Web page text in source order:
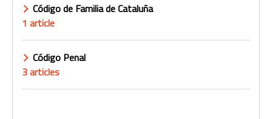
Código de Familia de Cataluña
1 article
Código Penal
3 articles